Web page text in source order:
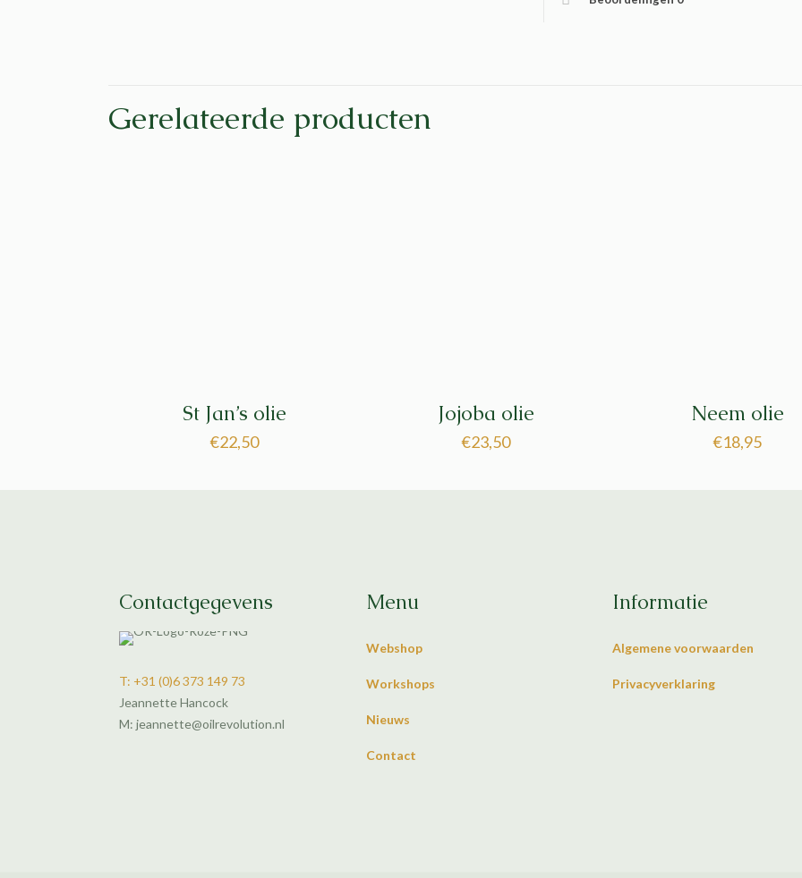
Gerelateerde producten
St Jan’s olie
€22,50
Jojoba olie
€23,50
Neem olie
€18,95
Contactgegevens
T: +31 (0)6 373 149 73
Jeannette Hancock
M: jeannette@oilrevolution.nl
Menu
Webshop
Workshops
Nieuws
Contact
Informatie
Algemene voorwaarden
Privacyverklaring